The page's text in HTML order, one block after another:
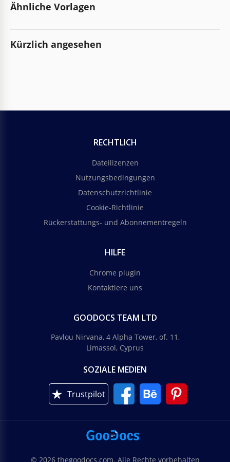
Ähnliche Vorlagen
Kürzlich angesehen
RECHTLICH
Dateilizenzen
Nutzungsbedingungen
Datenschutzrichtlinie
Cookie-Richtlinie
Rückerstattungs- und Abonnementregeln
HILFE
Chrome plugin
Kontaktiere uns
GOODOCS TEAM LTD
Pavlou Nirvana, 4 Alpha Tower, of. 11,
Limassol, Cyprus
SOZIALE MEDIEN
Trustpilot
© 2026 thegoodocs.com. Alle Rechte vorbehalten